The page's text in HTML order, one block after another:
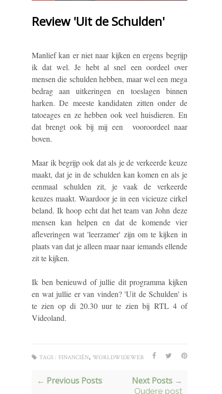
Review 'Uit de Schulden'
Manlief kan er niet naar kijken en ergens begrijp
ik dat wel. Je hebt al snel een oordeel over
mensen die schulden hebben, maar wel een mega
bedrag aan uitkeringen en toeslagen binnen
harken. De meeste kandidaten zitten onder de
tatoeages en ze hebben ook veel huisdieren. En
dat brengt ook bij mij een vooroordeel naar
boven.
Maar ik begrijp ook dat als je de verkeerde keuze
maakt, dat je in de schulden kan komen en als je
eenmaal schulden zit, je vaak de verkeerde
keuzes maakt. Waardoor je in een vicieuze cirkel
beland. Ik hoop echt dat het team van John deze
mensen kan helpen en dat de komende vier
afleveringen wat 'leerzamer' zijn om te kijken in
plaats van dat je alleen maar naar iemands ellende
zit te kijken.
Ik ben benieuwd of jullie dit programma kijken
en wat jullie er van vinden? 'Uit de Schulden' is
te zien op di 20.30 uur te zien bij RTL 4 of
Videoland.
TAGS : FINANCIËN, WORLDWIDEWEB
← Previous Posts Next Posts →
Oudere post